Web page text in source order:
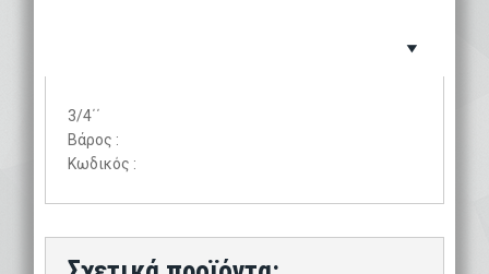
3/4΄΄
Βάρος :
Κωδικός :